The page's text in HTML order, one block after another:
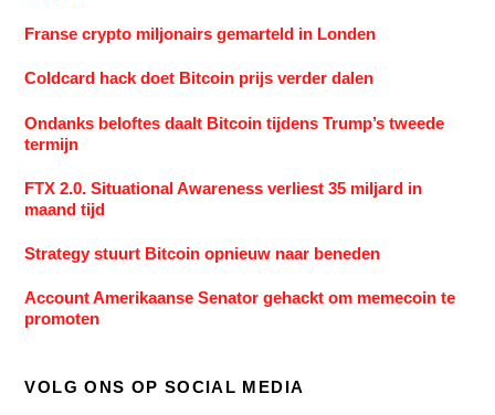
Franse crypto miljonairs gemarteld in Londen
Coldcard hack doet Bitcoin prijs verder dalen
Ondanks beloftes daalt Bitcoin tijdens Trump’s tweede
termijn
FTX 2.0. Situational Awareness verliest 35 miljard in
maand tijd
Strategy stuurt Bitcoin opnieuw naar beneden
Account Amerikaanse Senator gehackt om memecoin te
promoten
VOLG ONS OP SOCIAL MEDIA